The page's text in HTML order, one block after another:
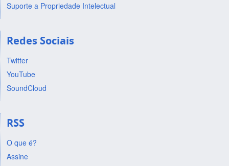
Suporte a Propriedade Intelectual
Redes Sociais
Twitter
YouTube
SoundCloud
RSS
O que é?
Assine